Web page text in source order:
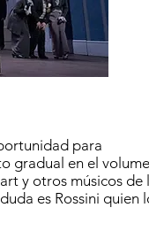
para
gradual en el
y otros músicos de
es Rossini quien